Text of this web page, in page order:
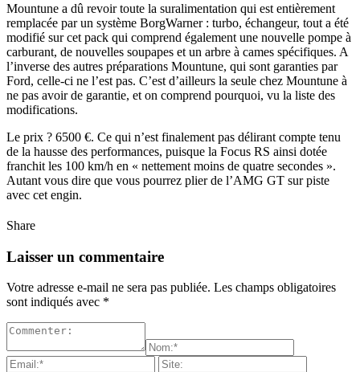
Mountune a dû revoir toute la suralimentation qui est entièrement
remplacée par un système BorgWarner : turbo, échangeur, tout a été
modifié sur cet pack qui comprend également une nouvelle pompe à
carburant, de nouvelles soupapes et un arbre à cames spécifiques. A
l’inverse des autres préparations Mountune, qui sont garanties par
Ford, celle-ci ne l’est pas. C’est d’ailleurs la seule chez Mountune à
ne pas avoir de garantie, et on comprend pourquoi, vu la liste des
modifications.
Le prix ? 6500 €. Ce qui n’est finalement pas délirant compte tenu
de la hausse des performances, puisque la Focus RS ainsi dotée
franchit les 100 km/h en « nettement moins de quatre secondes ».
Autant vous dire que vous pourrez plier de l’AMG GT sur piste
avec cet engin.
Share
Laisser un commentaire
Votre adresse e-mail ne sera pas publiée. Les champs obligatoires
sont indiqués avec *